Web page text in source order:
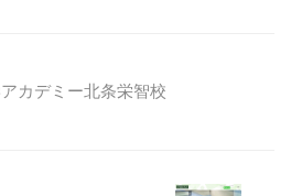
カデミー北条栄智校